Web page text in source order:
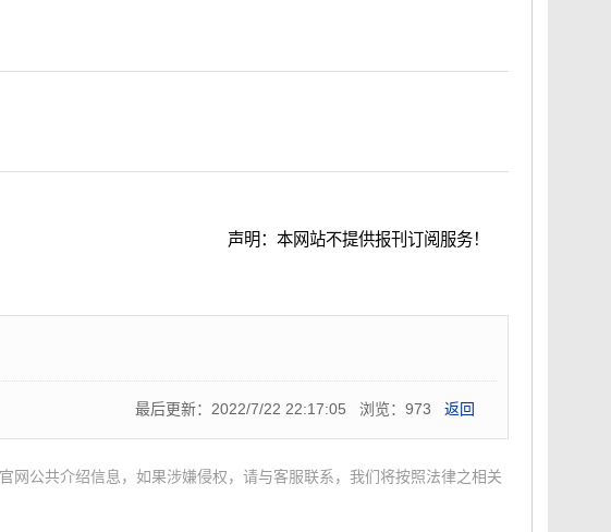
声明：本网站不提供报刊订阅服务！
最新的国内外报刊官方网站资料！
最后更新：2022/7/22 22:17:05 浏览：973 返回
公共介绍信息，如果涉嫌侵权，请与客服联系，我们将按照法律之相关